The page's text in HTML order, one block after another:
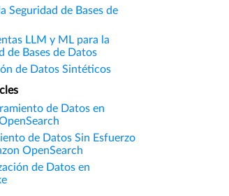
Seguridad de Bases de
LLM y ML para la
de Bases de Datos
de Datos Sintéticos
de Datos en
de Datos Sin Esfuerzo
OpenSearch
de Datos en